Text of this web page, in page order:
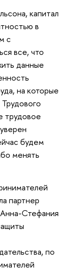
капитал
в
с
все, что
данные
на которые
трудовое
будем
менять
партнер
Стефания
по